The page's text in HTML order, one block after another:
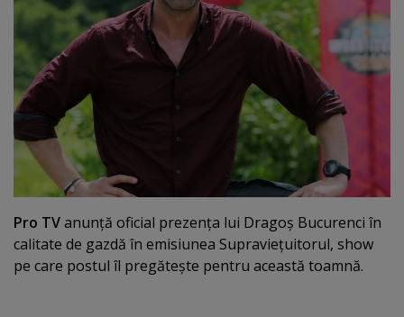
Pro TVanunţă oficial prezenţa lui Dragoş Bucurenci în
calitate de gazdă în emisiunea Supravieţuitorul, show
pe care postul îl pregăteşte pentru această toamnă.